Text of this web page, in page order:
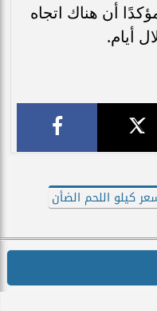
أن هناك اتجاه
أيام.
كيلو اللحم الضأن